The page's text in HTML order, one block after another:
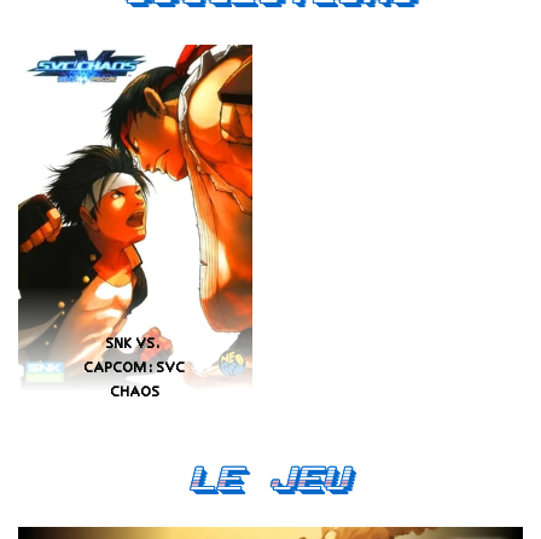
Le Jeu
SNK VS.
CAPCOM: SVC
CHAOS